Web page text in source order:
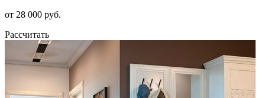
от 28 000 руб.
Рассчитать